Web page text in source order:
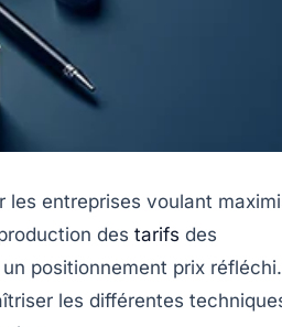
les entreprises voulant
des tarifs des
positionnement prix
les différentes